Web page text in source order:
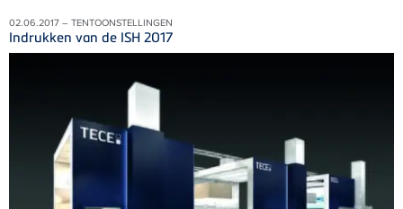
02.06.2017 – TENTOONSTELLINGEN
Indrukken van de ISH 2017